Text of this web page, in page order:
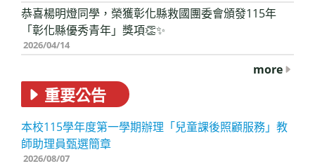
恭喜楊明燈同學，榮獲彰化縣救國團委會頒發115年
「彰化縣優秀青年」獎項👏✨
2026/04/14
more
重要公告
本校115學年度第一學期辦理「兒童課後照顧服務」教
師助理員甄選簡章
2026/08/07